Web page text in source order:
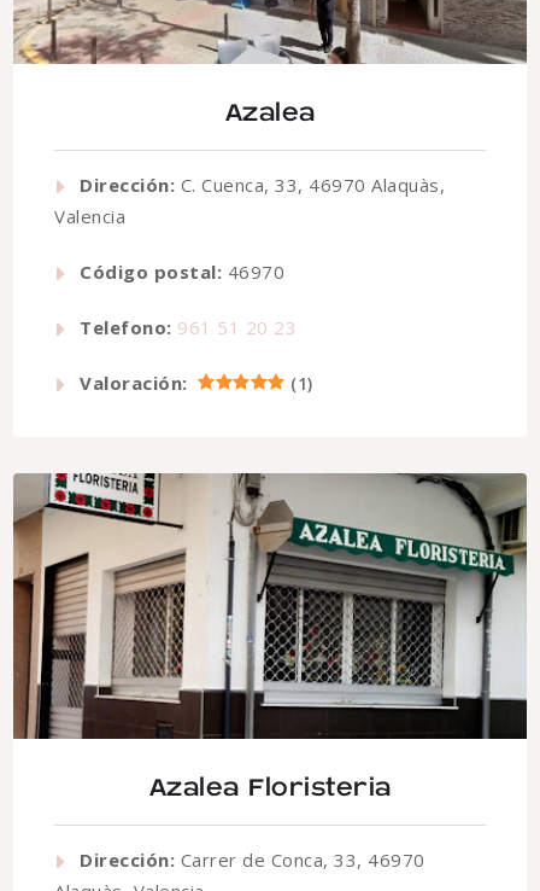
Azalea
Dirección: C. Cuenca, 33, 46970 Alaquàs,
Valencia
Código postal: 46970
Telefono: 961 51 20 23
Valoración: (1)
Azalea Floristeria
Dirección: Carrer de Conca, 33, 46970